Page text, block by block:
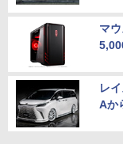
マ
レ
Aか